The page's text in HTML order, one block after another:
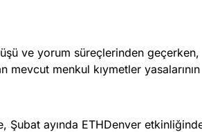
ve yorum süreçlerinden geçerken,
mevcut menkul kıymetler yasalarının
Şubat ayında ETHDenver